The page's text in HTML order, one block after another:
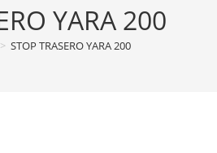
YARA 200
> STOP TRASERO YARA 200